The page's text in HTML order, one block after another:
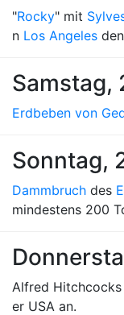
"Rocky" mit
n Los Angeles den
Samstag,
Erdbeben von
Sonntag,
Dammbruch des
mindestens 200
Alfred
er USA an.